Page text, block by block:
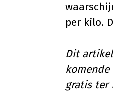
per kilo.
Dit
gratis ter